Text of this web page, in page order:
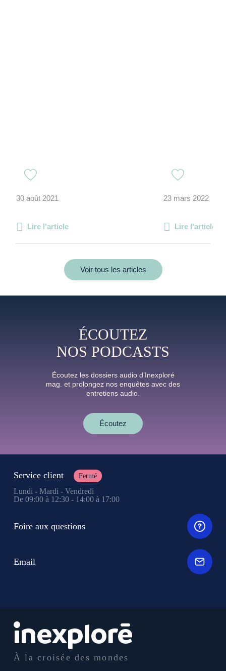
30 août 2021
Lire l'article
23 mars 2022
Lire l'article
Voir tous les articles
ÉCOUTEZ
NOS PODCASTS
Écoutez les dossiers audio d’Inexploré
mag. et prolongez nos enquêtes avec des
entretiens audio.
Écoutez
À la croisée des mondes
Service client Fermé
Lundi - Mardi - Vendredi
De 09:00 à 12:30 - 14:00 à 17:00
Foire aux questions
Email